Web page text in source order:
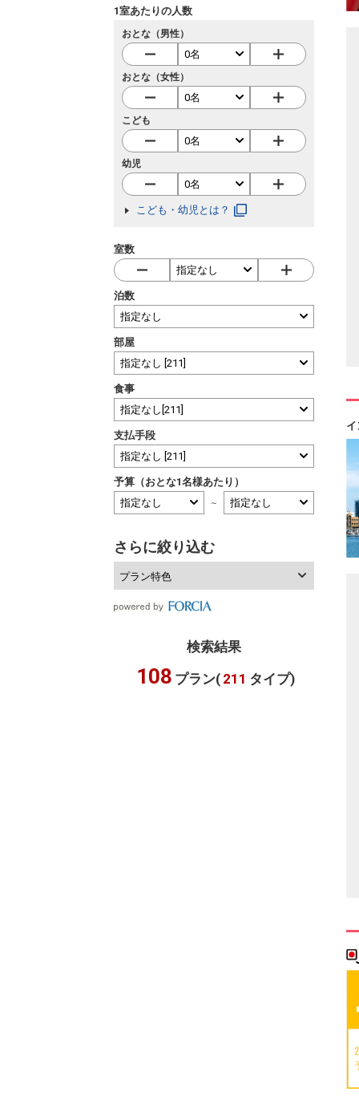
1室あたりの人数
おとな（男性）
おとな（女性）
こども
幼児
こども・幼児とは？
室数
泊数
部屋
食事
支払手段
予算（おとな1名様あたり）
～
さらに絞り込む
プラン特色
検索結果
108 プラン( 211 タイプ)